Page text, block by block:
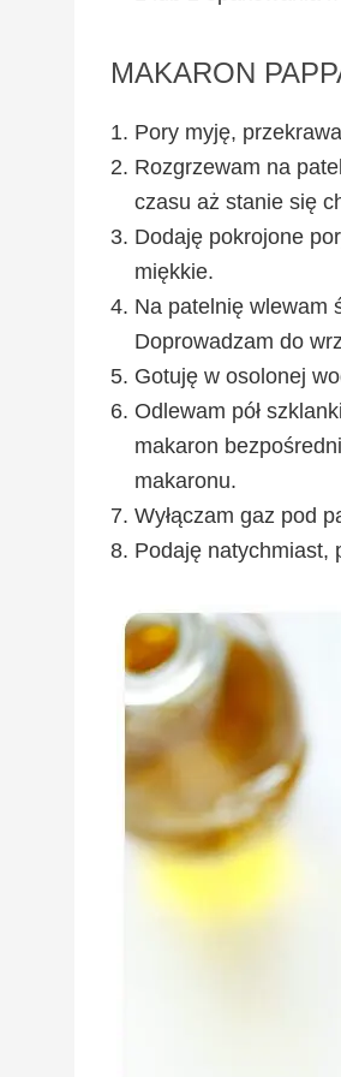
MAKARON
Pory myję,
Rozgrzewam na
czasu aż stanie się
Dodaję pokrojone
miękkie.
Na patelnię wlewam
Doprowadzam do
Gotuję w osolonej
Odlewam pół
makaron
makaronu.
Wyłączam gaz pod
Podaję natychmiast,